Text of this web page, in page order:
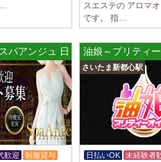
大人の隠れ家 恵
初めまして、大人
トが講…
2025/03/28[渋谷駅]
大人の隠れ家 渋
初めまして、大人
る講習時のセクハ
トが講…
2025/03/28[亀有駅]
スエステの アロマ
です。 指…
パアンジュ 日本橋ルーム
歓迎
制服貸与
油娘～プリティ
さいたま新都心駅
日払いOK
未経験者